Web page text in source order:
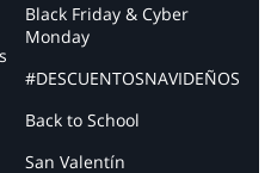
Black Friday & Cyber
Monday
#DESCUENTOSNAVIDEÑOS
Back to School
San Valentín